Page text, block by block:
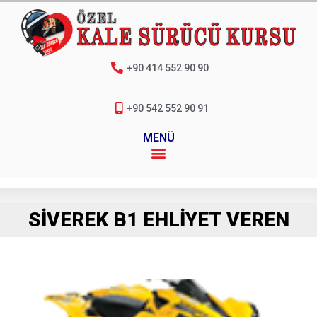
+90 414 552 90 90
+90 542 552 90 91
MENÜ
SIVEREK B1 EHLIYET VEREN